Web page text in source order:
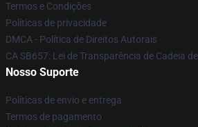
Termos e Condições
Políticas de privacidade
DMCA - Política de Direitos Autorais
CA SB657: Lei de Transparência de Cadeia
Nosso Suporte
Políticas de envio e entrega
Termos de pagamento